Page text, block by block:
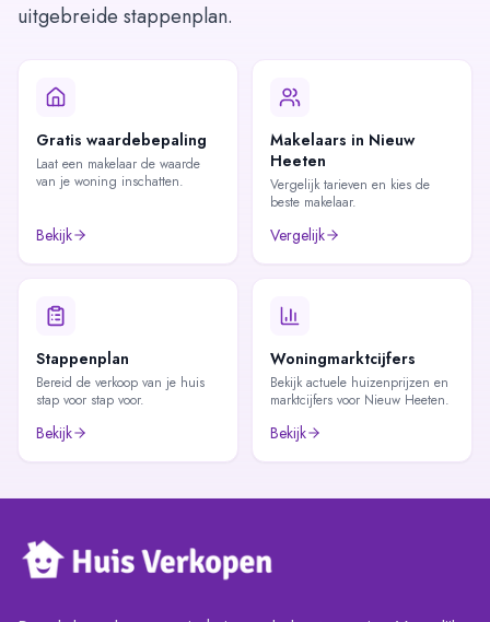
uitgebreide stappenplan.
Gratis waardebepaling
Laat een makelaar de waarde
van je woning inschatten.
Bekijk
Makelaars in Nieuw
Heeten
Vergelijk tarieven en kies de
beste makelaar.
Vergelijk
Stappenplan
Bereid de verkoop van je huis
stap voor stap voor.
Bekijk
Woningmarktcijfers
Bekijk actuele huizenprijzen en
marktcijfers voor Nieuw Heeten.
Bekijk